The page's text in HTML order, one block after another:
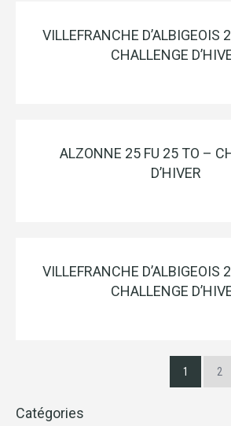
VILLEFRANCHE D’ALBIGEOIS
CHALLENGE
ALZONNE 25 FU 25 TO –
D’HIVER
VILLEFRANCHE D’ALBIGEOIS
CHALLENGE
1 2
Catégories